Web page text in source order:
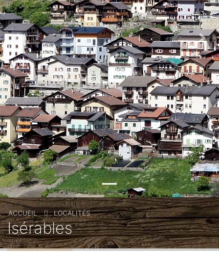
Previous Next
Fil
d'Ariane
ACCUEIL LOCALITÉS
Isérables